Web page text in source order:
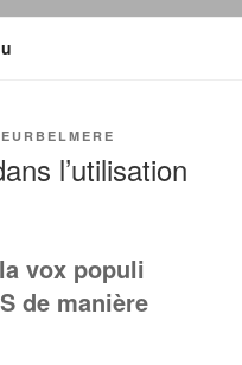
l’utilisation
vox populi
de manière